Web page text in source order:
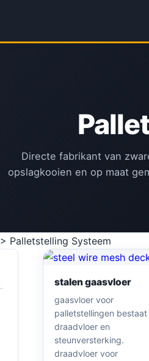
Directe fabrikant van
opslagkooien en op maat
> Palletstelling Systeem
stalen gaasvloer
gaasvloer voor
palletstellingen
draadvloer en
steunversterking.
draadvloer voor